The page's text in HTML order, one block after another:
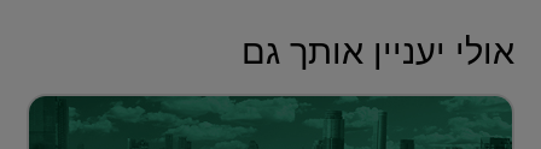
אולי יעניין אותך גם